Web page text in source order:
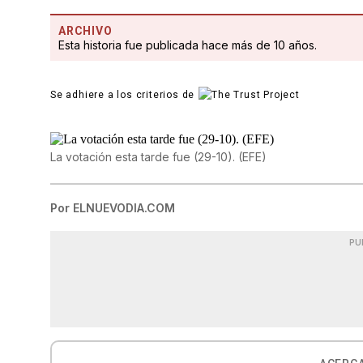
ARCHIVO
Esta historia fue publicada hace más de 10 años.
Se adhiere a los criterios de
La votación esta tarde fue (29-10). (EFE)
Por ELNUEVODIA.COM